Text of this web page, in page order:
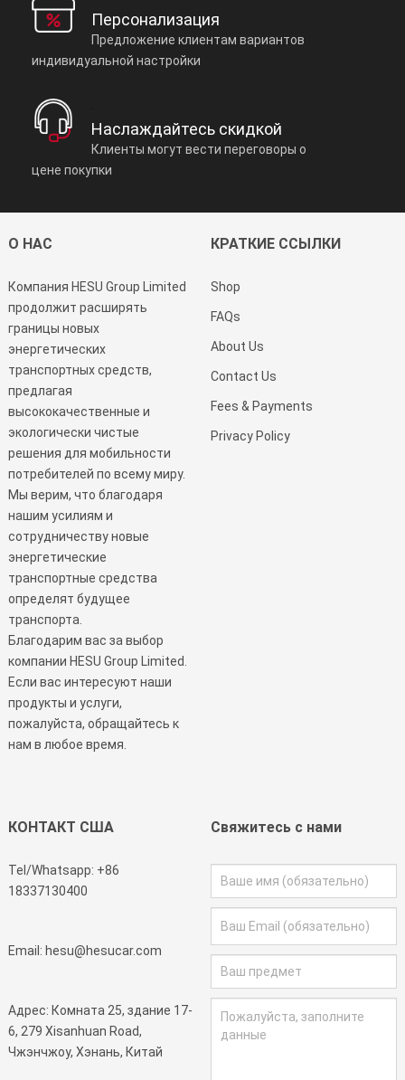
Персонализация
Предложение клиентам вариантов
индивидуальной настройки
Наслаждайтесь скидкой
Клиенты могут вести переговоры о
цене покупки
О НАС
Компания HESU Group Limited
продолжит расширять
границы новых
энергетических
транспортных средств,
предлагая
высококачественные и
экологически чистые
решения для мобильности
потребителей по всему миру.
Мы верим, что благодаря
нашим усилиям и
сотрудничеству новые
энергетические
транспортные средства
определят будущее
транспорта.
Благодарим вас за выбор
компании HESU Group Limited.
Если вас интересуют наши
продукты и услуги,
пожалуйста, обращайтесь к
нам в любое время.
КРАТКИЕ ССЫЛКИ
Shop
FAQs
About Us
Contact Us
Fees & Payments
Privacy Policy
КОНТАКТ США
Tel/Whatsapp: +86
18337130400
Email: hesu@hesucar.com
Адрес: Комната 25, здание 17-
6, 279 Xisanhuan Road,
Чжэнчжоу, Хэнань, Китай
Свяжитесь с нами